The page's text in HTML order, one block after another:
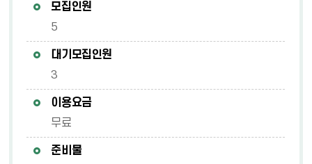
모집인원
5
대기모집인원
3
이용요금
무료
준비물